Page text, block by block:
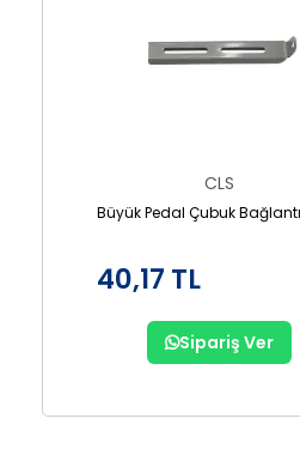
CLS
Büyük Pedal Çubuk
40,17 TL
Sipariş Ver